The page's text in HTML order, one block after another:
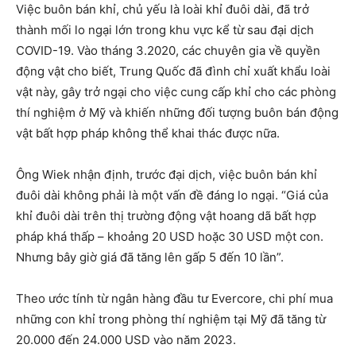
Việc buôn bán khỉ, chủ yếu là loài khỉ đuôi dài, đã trở
thành mối lo ngại lớn trong khu vực kể từ sau đại dịch
COVID-19. Vào tháng 3.2020, các chuyên gia về quyền
động vật cho biết, Trung Quốc đã đình chỉ xuất khẩu loài
vật này, gây trở ngại cho việc cung cấp khỉ cho các phòng
thí nghiệm ở Mỹ và khiến những đối tượng buôn bán động
vật bất hợp pháp không thể khai thác được nữa.
Ông Wiek nhận định, trước đại dịch, việc buôn bán khỉ
đuôi dài không phải là một vấn đề đáng lo ngại. “Giá của
khỉ đuôi dài trên thị trường động vật hoang dã bất hợp
pháp khá thấp – khoảng 20 USD hoặc 30 USD một con.
Nhưng bây giờ giá đã tăng lên gấp 5 đến 10 lần”.
Theo ước tính từ ngân hàng đầu tư Evercore, chi phí mua
những con khỉ trong phòng thí nghiệm tại Mỹ đã tăng từ
20.000 đến 24.000 USD vào năm 2023.